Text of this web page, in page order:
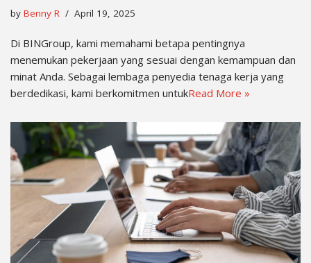
by Benny R April 19, 2025
Di BINGroup, kami memahami betapa pentingnya
menemukan pekerjaan yang sesuai dengan kemampuan dan
minat Anda. Sebagai lembaga penyedia tenaga kerja yang
berdedikasi, kami berkomitmen untukRead More »